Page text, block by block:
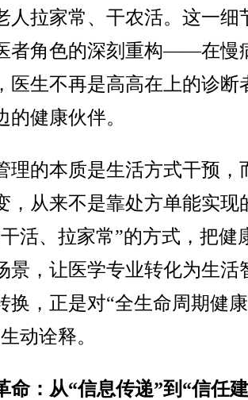
人拉家常、干农活。这一细
者角色的深刻重构——在慢
医生不再是高高在上的诊断
的健康伙伴。
的本质是生活方式干预，
，从来不是靠处方单能实现
活、拉家常”的方式，把健
景，让医学专业转化为生活
换，正是对“全生命周期健
动诠释。
命：从“信息传递”到“信任